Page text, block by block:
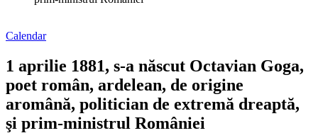
Calendar
1 aprilie 1881, s-a născut Octavian Goga,
poet român, ardelean, de origine
aromână, politician de extremă dreaptă,
şi prim-ministrul României